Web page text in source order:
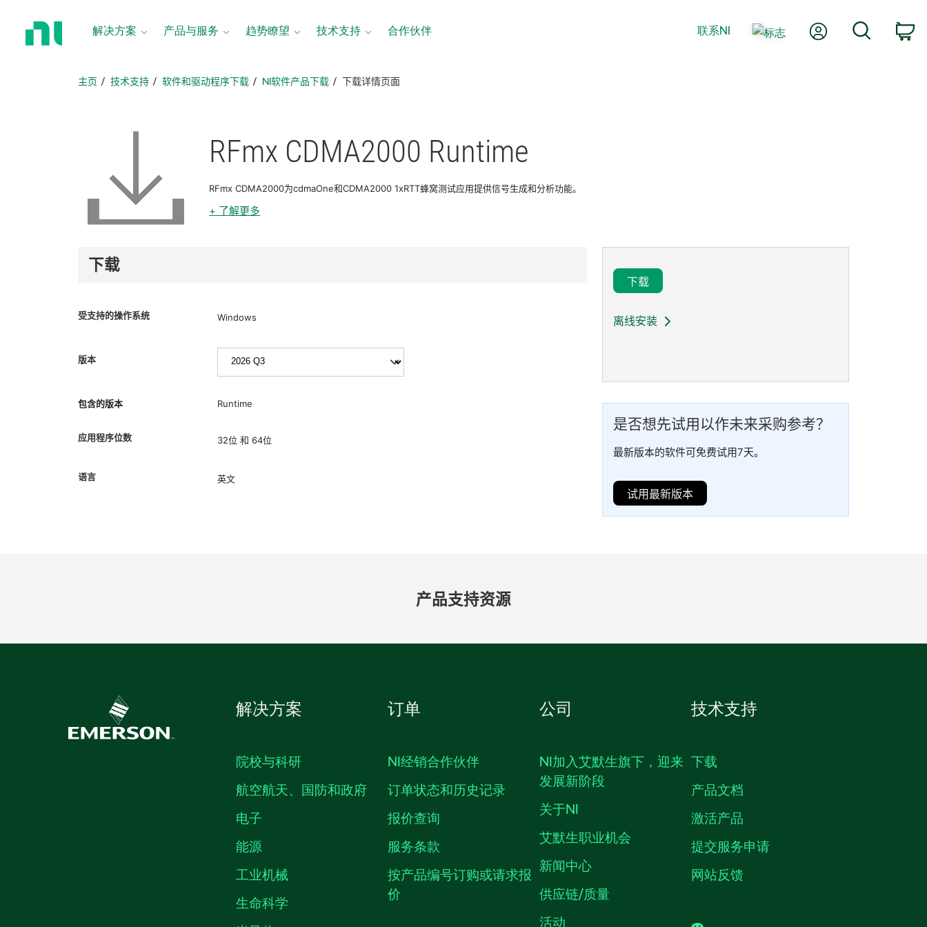
解决方案 产品与服务 趋势瞭望 技术支持 合作伙伴 联系NI 我的账户
主页 技术支持 软件和驱动程序下载 NI软件产品下载 下载详情页面
RFmx CDMA2000 Runtime
RFmx CDMA2000为cdmaOne和CDMA2000 1xRTT蜂窝测试应用提供信号生成和分析功能。
+ 了解更多
下载
受支持的操作系统 Windows
版本
包含的版本 Runtime
应用程序位数 32位 和 64位
语言 英文
下载
离线安装
是否想先试用 以作未来采购参考？
最新版本的软件可免费试用7天。
试用最新版本
产品​支持​资源
解决方案
院校与科研
航空航天、国防和政府
电子
能源
工业机械
生命科学
订单
NI经销合作伙伴
订单状态和历史记录
报价查询
服务条款
按产品编号订购或请求报
价
公司
NI加入艾默生旗下，迎来
发展新阶段
关于NI
艾默生职业机会
新闻中心
供应链/质量
活动
技术支持
下载
产品文档
激活产品
提交服务申请
网站反馈